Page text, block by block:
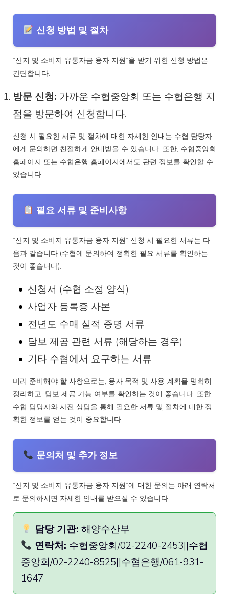
신청 방법 및 절차
“산지 및 소비지 유통자금 융자 지원”을 받기 위한 신청 방법은
간단합니다.
방문 신청: 가까운 수협중앙회 또는 수협은행 지
점을 방문하여 신청합니다.
신청 시 필요한 서류 및 절차에 대한 자세한 안내는 수협 담당자
에게 문의하면 친절하게 안내받을 수 있습니다. 또한, 수협중앙회
홈페이지 또는 수협은행 홈페이지에서도 관련 정보를 확인할 수
있습니다.
필요 서류 및 준비사항
“산지 및 소비지 유통자금 융자 지원” 신청 시 필요한 서류는 다
음과 같습니다 (수협에 문의하여 정확한 필요 서류를 확인하는
것이 좋습니다).
신청서 (수협 소정 양식)
사업자 등록증 사본
전년도 수매 실적 증명 서류
담보 제공 관련 서류 (해당하는 경우)
기타 수협에서 요구하는 서류
미리 준비해야 할 사항으로는, 융자 목적 및 사용 계획을 명확히
정리하고, 담보 제공 가능 여부를 확인하는 것이 좋습니다. 또한,
수협 담당자와 사전 상담을 통해 필요한 서류 및 절차에 대한 정
확한 정보를 얻는 것이 중요합니다.
문의처 및 추가 정보
“산지 및 소비지 유통자금 융자 지원”에 대한 문의는 아래 연락처
로 문의하시면 자세한 안내를 받으실 수 있습니다.
담당 기관: 해양수산부
연락처: 수협중앙회/02-2240-2453||수협
중앙회/02-2240-8525||수협은행/061-931-
1647